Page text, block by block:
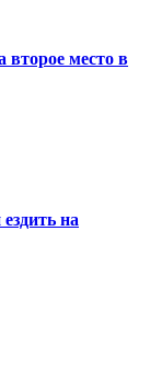
второе место в
на